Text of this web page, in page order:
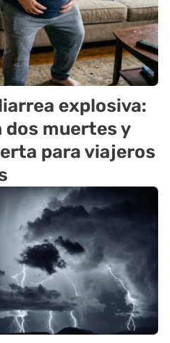
explosiva:
muertes y
para viajeros